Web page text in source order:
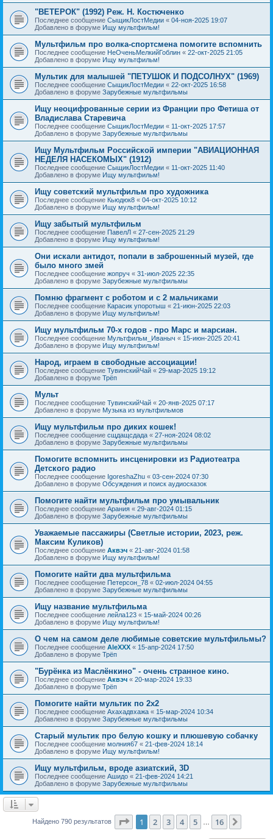
"ВЕТЕРОК" (1992) Реж. Н. Костюченко
Последнее сообщение СыщикЛостМедии « 04-ноя-2025 19:07
Добавлено в форуме Ищу мультфильм!
Мультфильм про волка-спортсмена помогите вспомнить
Последнее сообщение НеОченьМелкийГоблин « 22-окт-2025 21:05
Добавлено в форуме Ищу мультфильм!
Мультик для малышей "ПЕТУШОК И ПОДСОЛНУХ" (1969)
Последнее сообщение СыщикЛостМедии « 22-окт-2025 16:58
Добавлено в форуме Зарубежные мультфильмы
Ищу неоцифрованные серии из Франции про Фетиша от
Владислава Старевича
Последнее сообщение СыщикЛостМедии « 11-окт-2025 17:57
Добавлено в форуме Зарубежные мультфильмы
Ищу Мультфильм Российской империи "АВИАЦИОННАЯ
НЕДЕЛЯ НАСЕКОМЫХ" (1912)
Последнее сообщение СыщикЛостМедии « 11-окт-2025 11:40
Добавлено в форуме Ищу мультфильм!
Ищу советский мультфильм про художника
Последнее сообщение Кьюдюк8 « 04-окт-2025 10:12
Добавлено в форуме Ищу мультфильм!
Ищу забытый мультфильм
Последнее сообщение ПавелЛ « 27-сен-2025 21:29
Добавлено в форуме Ищу мультфильм!
Они искали антидот, попали в заброшенный музей, где
было много змей
Последнее сообщение жопруч « 31-июл-2025 22:35
Добавлено в форуме Зарубежные мультфильмы
Помню фрагмент с роботом и с 2 мальчиками
Последнее сообщение Карасик упоротыш « 21-июн-2025 22:03
Добавлено в форуме Ищу мультфильм!
Ищу мультфильм 70-х годов - про Марс и марсиан.
Последнее сообщение Мультфильм_Иваныч « 15-июн-2025 20:41
Добавлено в форуме Ищу мультфильм!
Народ, играем в свободные ассоциации!
Последнее сообщение ТувинскийЧай « 29-мар-2025 19:12
Добавлено в форуме Трёп
Мульт
Последнее сообщение ТувинскийЧай « 20-янв-2025 07:17
Добавлено в форуме Музыка из мультфильмов
Ищу мультфильм про диких кошек!
Последнее сообщение сщдащсдада « 27-ноя-2024 08:02
Добавлено в форуме Зарубежные мультфильмы
Помогите вспомнить инсценировки из Радиотеатра
Детского радио
Последнее сообщение IgoreshaZhu « 03-сен-2024 07:30
Добавлено в форуме Обсуждения и поиск аудиосказок
Помогите найти мультфильм про умывальник
Последнее сообщение Арания « 29-авг-2024 01:15
Добавлено в форуме Зарубежные мультфильмы
Уважаемые пассажиры (Светлые истории, 2023, реж.
Максим Куликов)
Последнее сообщение Аквэч « 21-авг-2024 01:58
Добавлено в форуме Ищу мультфильм!
Помогите найти два мультфильма
Последнее сообщение Петерсон_78 « 02-июл-2024 04:55
Добавлено в форуме Зарубежные мультфильмы
Ищу название мультфильма
Последнее сообщение лейла123 « 15-май-2024 00:26
Добавлено в форуме Ищу мультфильм!
О чем на самом деле любимые советские мультфильмы?
Последнее сообщение AleXXX « 15-апр-2024 17:50
Добавлено в форуме Трёп
"Бурёнка из Маслёнкино" - очень странное кино.
Последнее сообщение Аквэч « 20-мар-2024 19:33
Добавлено в форуме Трёп
Помогите найти мультик по 2х2
Последнее сообщение Ахахадвхажа « 15-мар-2024 10:34
Добавлено в форуме Зарубежные мультфильмы
Старый мультик про белую кошку и плюшевую собачку
Последнее сообщение молния67 « 21-фев-2024 18:14
Добавлено в форуме Ищу мультфильм!
Ищу мультфильм, вроде азиатский, 3D
Последнее сообщение Ашидо « 21-фев-2024 14:21
Добавлено в форуме Зарубежные мультфильмы
Найдено 790 результатов Страница из 16
1 2 3 4 5 16